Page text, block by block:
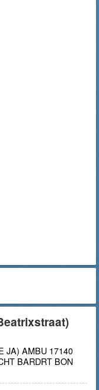
JA) AMBU 17140
BARDRT BON